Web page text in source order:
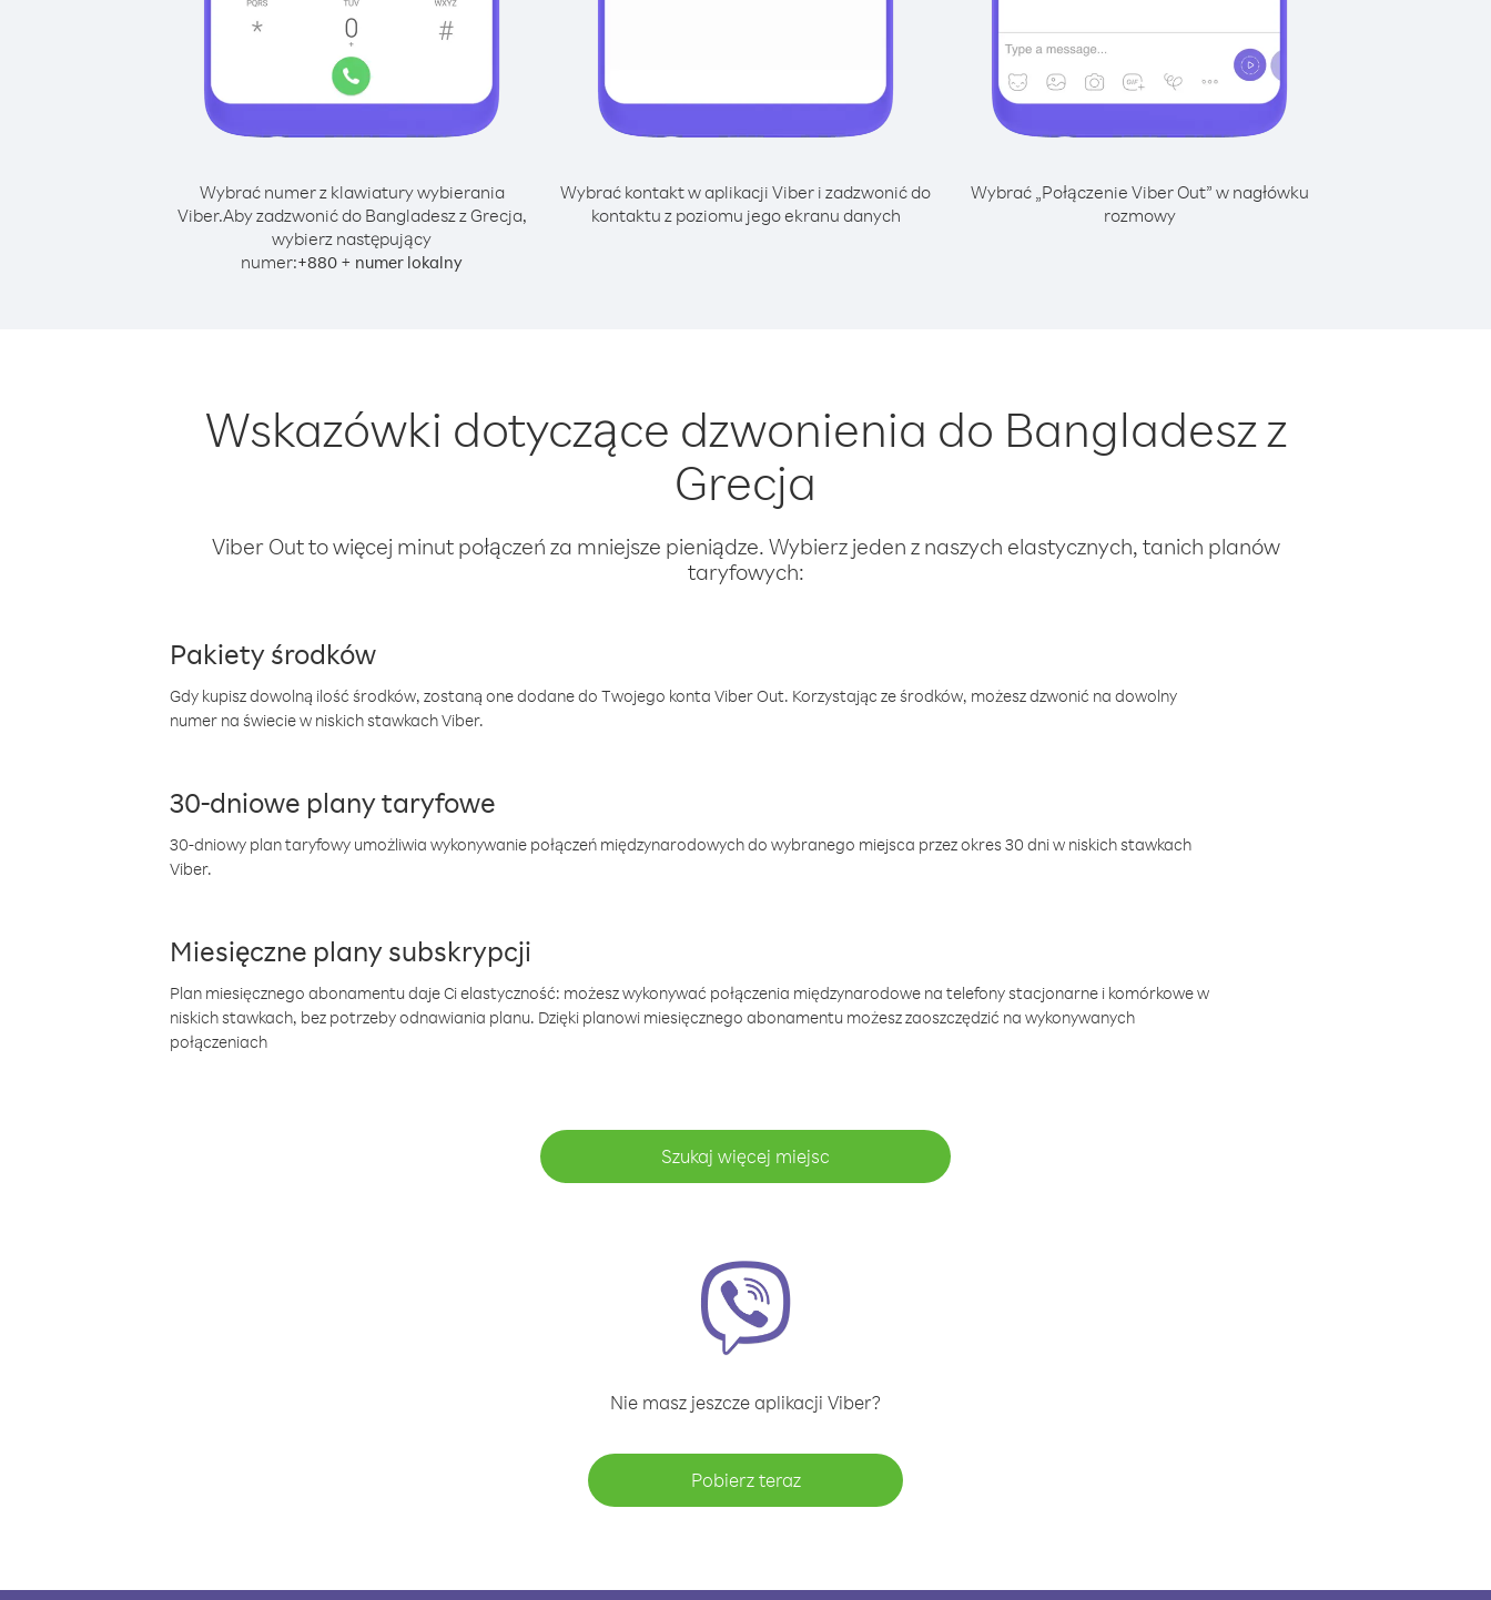
Wybrać numer z klawiatury wybierania
Viber.Aby zadzwonić do Bangladesz z Grecja,
wybierz następujący
numer:+880 + numer lokalny
Wybrać kontakt w aplikacji Viber i zadzwonić do
kontaktu z poziomu jego ekranu danych
Wybrać „Połączenie Viber Out” w nagłówku
rozmowy
Wskazówki dotyczące dzwonienia do Bangladesz z
Grecja
Viber Out to więcej minut połączeń za mniejsze pieniądze. Wybierz jeden z naszych elastycznych, tanich planów
taryfowych:
Pakiety środków
Gdy kupisz dowolną ilość środków, zostaną one dodane do Twojego konta Viber Out. Korzystając ze środków, możesz dzwonić na dowolny
numer na świecie w niskich stawkach Viber.
30-dniowe plany taryfowe
30-dniowy plan taryfowy umożliwia wykonywanie połączeń międzynarodowych do wybranego miejsca przez okres 30 dni w niskich stawkach
Viber.
Miesięczne plany subskrypcji
Plan miesięcznego abonamentu daje Ci elastyczność: możesz wykonywać połączenia międzynarodowe na telefony stacjonarne i komórkowe w
niskich stawkach, bez potrzeby odnawiania planu. Dzięki planowi miesięcznego abonamentu możesz zaoszczędzić na wykonywanych
połączeniach
Szukaj więcej miejsc
Nie masz jeszcze aplikacji Viber?
Pobierz teraz